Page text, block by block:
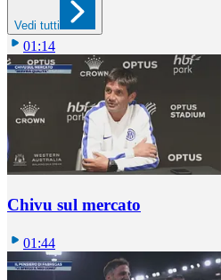
Vedi tutti
01:14
Chivu sul mercato
01:44